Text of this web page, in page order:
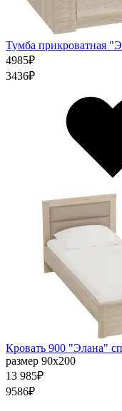
Тумба прикроватная
4985₽
3436₽
Кровать 900 "Элана"
размер 90х200
13 985₽
9586₽